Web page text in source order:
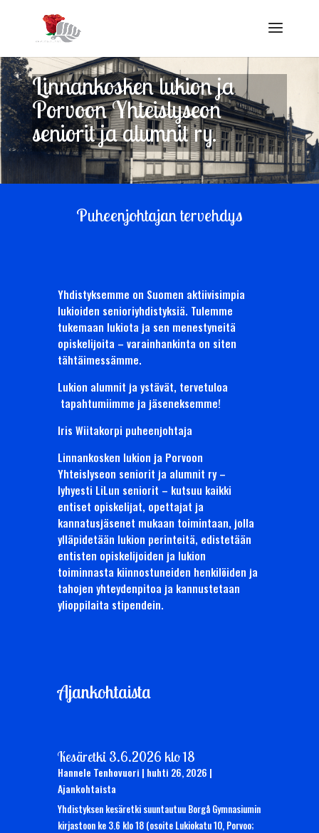
Linnankosken lukion ja
Porvoon Yhteislyseon
seniorit ja alumnit ry.
Puheenjohtajan tervehdys
Yhdistyksemme on Suomen aktiivisimpia
lukioiden senioriyhdistyksiä. Tulemme
tukemaan lukiota ja sen menestyneitä
opiskelijoita – varainhankinta on siten
tähtäimessämme.
Lukion alumnit ja ystävät, tervetuloa
tapahtumiimme ja jäseneksemme!
Iris Wiitakorpi puheenjohtaja
Linnankosken lukion ja Porvoon
Yhteislyseon seniorit ja alumnit ry –
lyhyesti LiLun seniorit – kutsuu kaikki
entiset opiskelijat, opettajat ja
kannatusjäsenet mukaan toimintaan, jolla
ylläpidetään lukion perinteitä, edistetään
entisten opiskelijoiden ja lukion
toiminnasta kiinnostuneiden henkilöiden ja
tahojen yhteydenpitoa ja kannustetaan
ylioppilaita stipendein.
Ajankohtaista
Kesäretki 3.6.2026 klo 18
Hannele Tenhovuori | huhti 26, 2026 |
Ajankohtaista
Yhdistyksen kesäretki suuntautuu Borgå Gymnasiumin
kirjastoon ke 3.6 klo 18 (osoite Lukiokatu 10, Porvoo;